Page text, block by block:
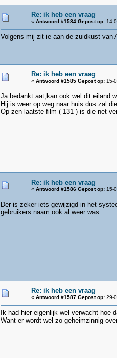
Re: ik heb een vraag
« Antwoord #1584 Gepost op:14-
Volgens mij zit ie aan de zuidkust van
Re: ik heb een vraag
« Antwoord #1585 Gepost op:15-
Ja bedankt aat,kan ook wel dit eiland
Hij is weer op weg naar huis dus zal
Op zen laatste film ( 131 ) is die net
Re: ik heb een vraag
« Antwoord #1586 Gepost op:15-
Der is zeker iets gewijzigd in het
gebruikers naam ook al weer was.
Re: ik heb een vraag
« Antwoord #1587 Gepost op:29-
Ik had hier eigenlijk wel verwacht hoe
Want er wordt wel zo geheimzinnig